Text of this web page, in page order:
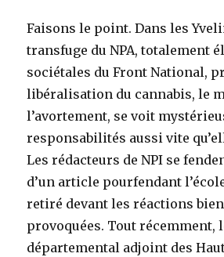
Faisons le point. Dans les
transfuge du NPA, totalement
sociétales du Front National,
libéralisation du cannabis, le
l’avortement, se voit
responsabilités aussi vite
Les rédacteurs de NPI se
d’un article pourfendant
retiré devant les réactions
provoquées. Tout récemment,
départemental adjoint des